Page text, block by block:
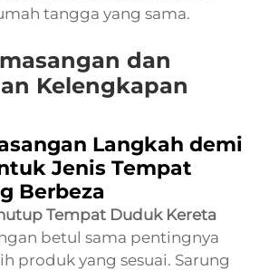
tangga yang sama.
dan
Kelengkapan
Langkah demi
Jenis Tempat
Berbeza
Tempat Duduk Kereta
betul sama pentingnya
produk yang sesuai. Sarung